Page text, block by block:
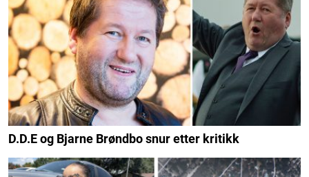
D.D.E og Bjarne Brøndbo snur etter kritikk